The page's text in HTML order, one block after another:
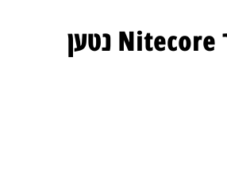
פנס ראש / פנס לביש 3 סוגי אור Nitecore נטען